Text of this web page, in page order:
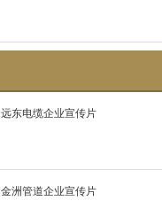
远东电缆企业宣传片
金洲管道企业宣传片